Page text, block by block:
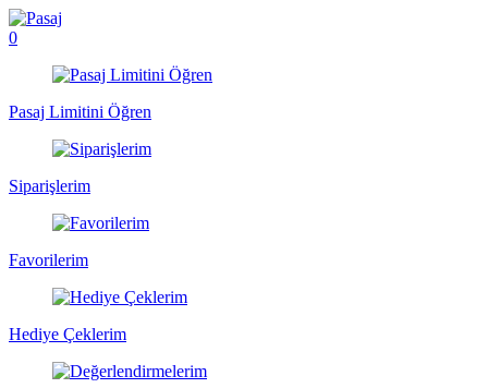
0
Pasaj Limitini Öğren
Siparişlerim
Favorilerim
Hediye Çeklerim